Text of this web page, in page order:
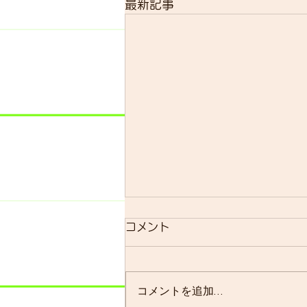
最新記事
明日のsmrについて
す。 よく、お客様に「グループ
ライドはまだ実施されています
コメント
コメントを追加…